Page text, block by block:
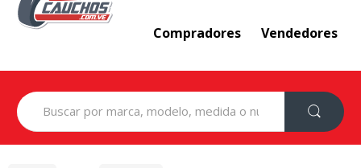
Compradores Vendedores
Search
for: